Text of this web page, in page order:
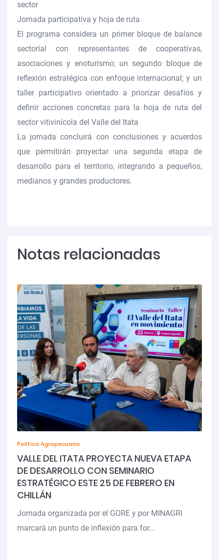
sector
Jornada participativa y hoja de ruta
El programa considera un primer bloque de balance
sectorial con representantes de cooperativas,
asociaciones y enoturismo; un segundo bloque de
reflexión estratégica con enfoque internacional; y un
taller participativo orientado a priorizar desafíos y
definir acciones concretas para la hoja de ruta del
sector vitivinícola del Valle del Itata
La jornada concluirá con conclusiones y acuerdos
que permitirán proyectar una segunda etapa de
desarrollo para el territorio, integrando a pequeños,
medianos y grandes productores.
Notas relacionadas
Política Agropecuaria
VALLE DEL ITATA PROYECTA NUEVA ETAPA
DE DESARROLLO CON SEMINARIO
ESTRATÉGICO ESTE 25 DE FEBRERO EN
CHILLÁN
Jornada organizada por el GORE y por MINAGRI
marcará un punto de inflexión para for...